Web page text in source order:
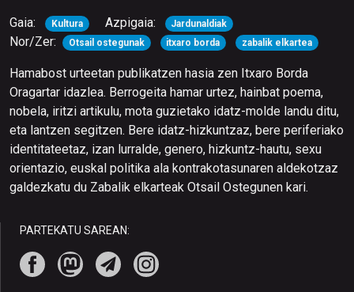
Gaia: Kultura Azpigaia: Jardunaldiak
Nor/Zer: Otsail ostegunak itxaro borda zabalik elkartea
Hamabost urteetan publikatzen hasia zen Itxaro Borda
Oragartar idazlea. Berrogeita hamar urtez, hainbat poema,
nobela, iritzi artikulu, mota guzietako idatz-molde landu ditu,
eta lantzen segitzen. Bere idatz-hizkuntzaz, bere periferiako
identitateetaz, izan lurralde, genero, hizkuntz-hautu, sexu
orientazio, euskal politika ala kontrakotasunaren aldekotzaz
galdezkatu du Zabalik elkarteak Otsail Ostegunen kari.
PARTEKATU SAREAN: